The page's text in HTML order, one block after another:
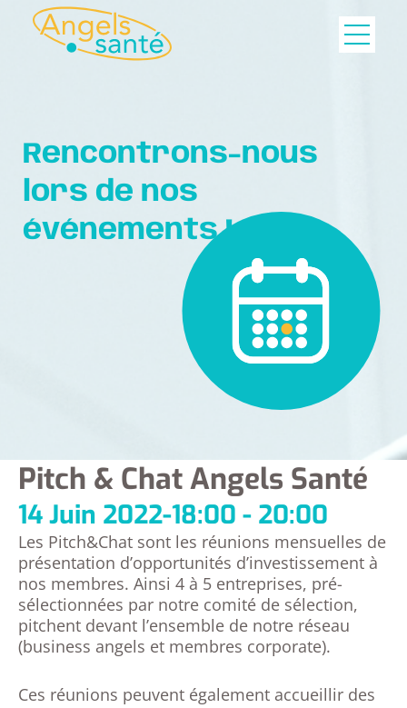
Rencontrons-nous
lors de nos
événements !
Pitch & Chat Angels Santé
14 Juin 2022-18:00 - 20:00
Les Pitch&Chat sont les réunions mensuelles de
présentation d’opportunités d’investissement à
nos membres. Ainsi 4 à 5 entreprises, pré-
sélectionnées par notre comité de sélection,
pitchent devant l’ensemble de notre réseau
(business angels et membres corporate).
Ces réunions peuvent également accueillir des